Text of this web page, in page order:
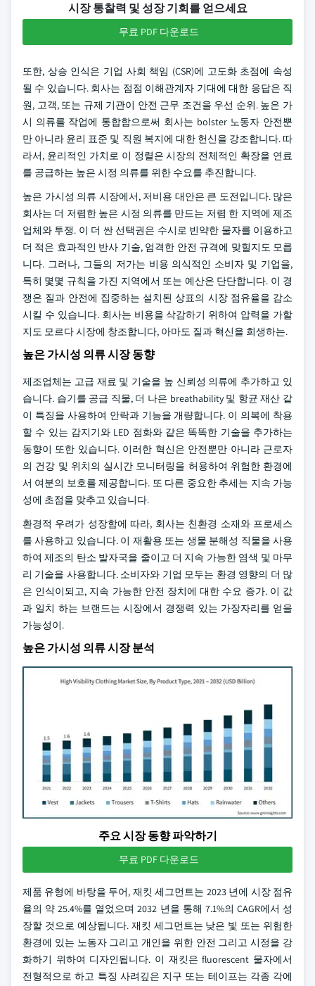
시장 통찰력 및 성장 기회를 얻으세요
무료 PDF 다운로드
또한, 상승 인식은 기업 사회 책임 (CSR)에 고도화 초점에 속성
될 수 있습니다. 회사는 점점 이해관계자 기대에 대한 응답은 직
원, 고객, 또는 규제 기관이 안전 근무 조건을 우선 순위. 높은 가
시 의류를 작업에 통합함으로써 회사는 bolster 노동자 안전뿐
만 아니라 윤리 표준 및 직원 복지에 대한 헌신을 강조합니다. 따
라서, 윤리적인 가치로 이 정렬은 시장의 전체적인 확장을 연료
를 공급하는 높은 시정 의류를 위한 수요를 추진합니다.
높은 가시성 의류 시장에서, 저비용 대안은 큰 도전입니다. 많은
회사는 더 저렴한 높은 시정 의류를 만드는 저렴 한 지역에 제조
업체와 투쟁. 이 더 싼 선택권은 수시로 빈약한 물자를 이용하고
더 적은 효과적인 반사 기술, 엄격한 안전 규격에 맞힐지도 모릅
니다. 그러나, 그들의 저가는 비용 의식적인 소비자 및 기업을,
특히 몇몇 규칙을 가진 지역에서 또는 예산은 단단합니다. 이 경
쟁은 질과 안전에 집중하는 설치된 상표의 시장 점유율을 감소
시킬 수 있습니다. 회사는 비용을 삭감하기 위하여 압력을 가할
지도 모르다 시장에 창조합니다, 아마도 질과 혁신을 희생하는.
높은 가시성 의류 시장 동향
제조업체는 고급 재료 및 기술을 높 신뢰성 의류에 추가하고 있
습니다. 습기를 공급 직물, 더 나은 breathability 및 항균 재산 같
이 특징을 사용하여 안락과 기능을 개량합니다. 이 의복에 착용
할 수 있는 감지기와 LED 점화와 같은 똑똑한 기술을 추가하는
동향이 또한 있습니다. 이러한 혁신은 안전뿐만 아니라 근로자
의 건강 및 위치의 실시간 모니터링을 허용하여 위험한 환경에
서 여분의 보호를 제공합니다. 또 다른 중요한 추세는 지속 가능
성에 초점을 맞추고 있습니다.
환경적 우려가 성장함에 따라, 회사는 친환경 소재와 프로세스
를 사용하고 있습니다. 이 재활용 또는 생물 분해성 직물을 사용
하여 제조의 탄소 발자국을 줄이고 더 지속 가능한 염색 및 마무
리 기술을 사용합니다. 소비자와 기업 모두는 환경 영향의 더 많
은 인식이되고, 지속 가능한 안전 장치에 대한 수요 증가. 이 값
과 일치 하는 브랜드는 시장에서 경쟁력 있는 가장자리를 얻을
가능성이.
높은 가시성 의류 시장 분석
주요 시장 동향 파악하기
무료 PDF 다운로드
제품 유형에 바탕을 두어, 재킷 세그먼트는 2023 년에 시장 점유
율의 약 25.4%를 열었으며 2032 년을 통해 7.1%의 CAGR에서 성
장할 것으로 예상됩니다. 재킷 세그먼트는 낮은 빛 또는 위험한
환경에 있는 노동자 그리고 개인을 위한 안전 그리고 시정을 강
화하기 위하여 디자인됩니다. 이 재킷은 fluorescent 물자에서
전형적으로 하고 특징 사려깊은 지구 또는 테이프는 각종 각에